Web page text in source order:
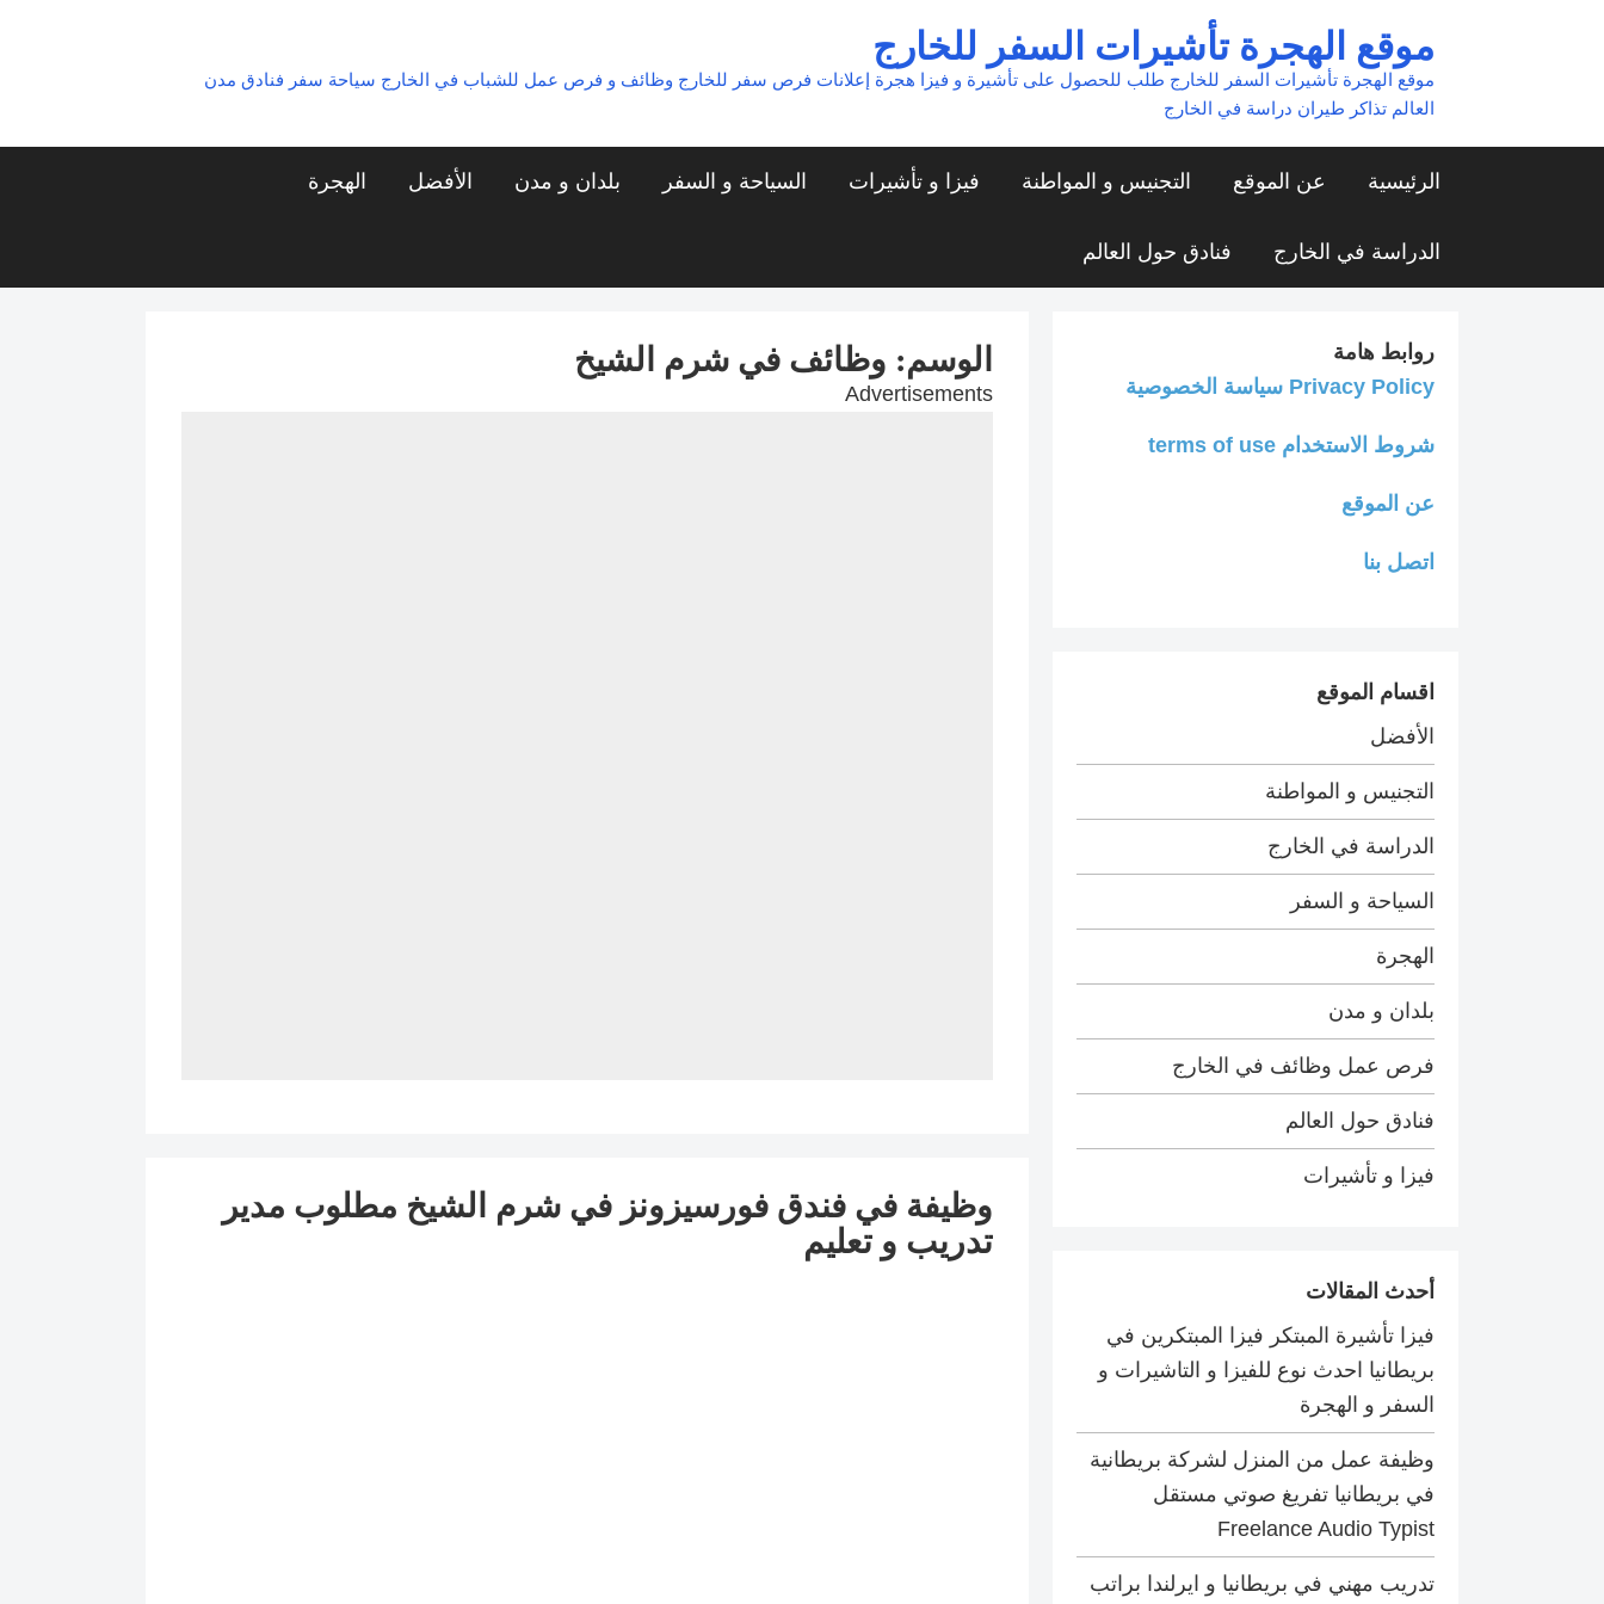
موقع الهجرة تأشيرات السفر للخارج
موقع الهجرة تأشيرات السفر للخارج طلب للحصول على تأشيرة و فيزا هجرة إعلانات فرص سفر للخارج وظائف و فرص عمل للشباب في الخارج سياحة سفر فنادق مدن
العالم تذاكر طيران دراسة في الخارج
الرئيسية عن الموقع التجنيس و المواطنة فيزا و تأشيرات السياحة و السفر بلدان و مدن الأفضل الهجرة
الدراسة في الخارج فنادق حول العالم
الوسم: وظائف في شرم الشيخ
Advertisements
وظيفة في فندق فورسيزونز في شرم الشيخ مطلوب مدير
تدريب و تعليم
روابط هامة
Privacy Policy سياسة الخصوصية
شروط الاستخدام terms of use
عن الموقع
اتصل بنا
اقسام الموقع
الأفضل
التجنيس و المواطنة
الدراسة في الخارج
السياحة و السفر
الهجرة
بلدان و مدن
فرص عمل وظائف في الخارج
فنادق حول العالم
فيزا و تأشيرات
أحدث المقالات
فيزا تأشيرة المبتكر فيزا المبتكرين في
بريطانيا احدث نوع للفيزا و التاشيرات و
السفر و الهجرة
وظيفة عمل من المنزل لشركة بريطانية
في بريطانيا تفريغ صوتي مستقل
Freelance Audio Typist
تدريب مهني في بريطانيا و ايرلندا براتب